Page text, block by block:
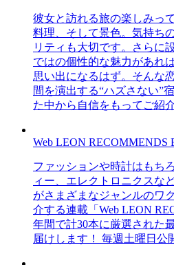
彼女と訪れる旅の楽しみっ
料理、そして景色。気持ち
リティも大切です。さらに
ではの個性的な魅力があれ
思い出になるはず。そんな
間を演出する“ハズさない”
た中から自信をもってご紹
Web LEON RECOMMENDS
ファッションや時計はもち
ィー、エレクトロニクスな
がさまざまなジャンルのワ
介する連載「Web LEON
年間で計30本に厳選された
届けします！ 毎週土曜日公